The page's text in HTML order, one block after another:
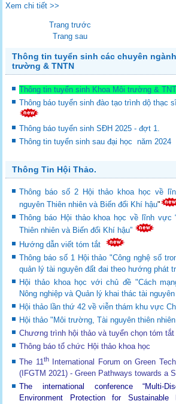
Xem chi tiết >>
Trang trước
Trang sau
Thông tin tuyển sinh các chuyên
trường & TNTN
Thông tin tuyển sinh Khoa Môi trường &
Thông báo tuyển sinh đào tạo trình dộ thạc
Thông báo tuyển sinh SĐH 2025 - đợt 1.
Thông tin tuyển sinh sau đại học năm 2024
Thông Tin Hội Thảo.
Thông báo số 2 Hội thảo khoa học về
nguyên Thiên nhiên và Biến đổi Khí hậu"
Thông báo Hội thảo khoa học về lĩnh vực
Thiên nhiên và Biến đổi Khí hậu”
Hướng dẫn viết tóm tắt
Thông báo số 1 Hội thảo "Công nghệ số
quản lý tài nguyên đất đai theo hướng phát
Hội thảo khoa học với chủ đề "Cách
Nông nghiệp và Quản lý khai thác tài nguyên
Hội thảo lần thứ 42 về viễn thám khu vực
Hội thảo "Môi trường, Tài nguyên thiên
Chương trình hội thảo và tuyển chọn tóm tắt
Thông báo tổ chức Hội thảo khoa học
The 11thInternational Forum on Green
(IFGTM 2021) - Green Pathways towards a
The international conference “Multi-
Environment Protection for Sustainable